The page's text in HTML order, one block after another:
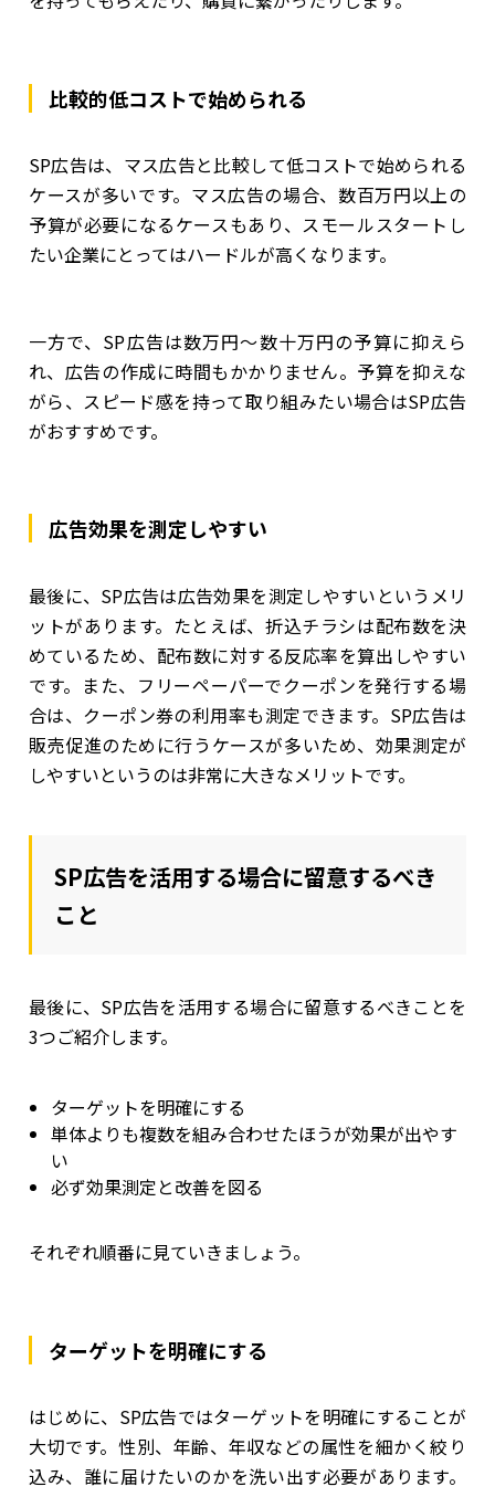
比較的低コストで始められる
SP広告は、マス広告と比較して低コストで始められる
ケースが多いです。マス広告の場合、数百万円以上の
予算が必要になるケースもあり、スモールスタートし
たい企業にとってはハードルが高くなります。
一方で、SP広告は数万円〜数十万円の予算に抑えら
れ、広告の作成に時間もかかりません。予算を抑えな
がら、スピード感を持って取り組みたい場合はSP広告
がおすすめです。
広告効果を測定しやすい
最後に、SP広告は広告効果を測定しやすいというメリ
ットがあります。たとえば、折込チラシは配布数を決
めているため、配布数に対する反応率を算出しやすい
です。また、フリーペーパーでクーポンを発行する場
合は、クーポン券の利用率も測定できます。SP広告は
販売促進のために行うケースが多いため、効果測定が
しやすいというのは非常に大きなメリットです。
SP広告を活用する場合に留意するべき
こと
最後に、SP広告を活用する場合に留意するべきことを
3つご紹介します。
ターゲットを明確にする
単体よりも複数を組み合わせたほうが効果が出やす
い
必ず効果測定と改善を図る
それぞれ順番に見ていきましょう。
ターゲットを明確にする
はじめに、SP広告ではターゲットを明確にすることが
大切です。性別、年齢、年収などの属性を細かく絞り
込み、誰に届けたいのかを洗い出す必要があります。